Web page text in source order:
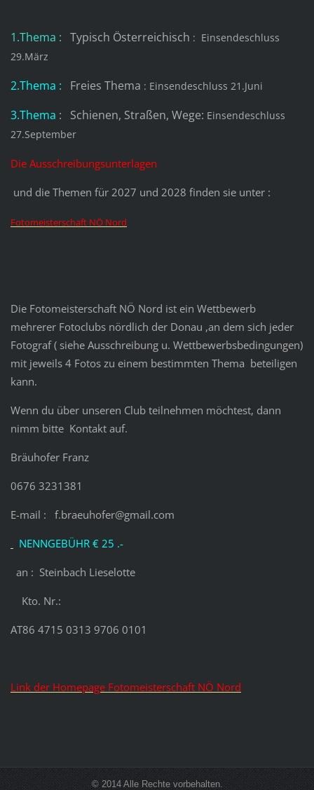
1.Thema : Typisch Österreichisch : Einsendeschluss
29.März
2.Thema : Freies Thema : Einsendeschluss 21.Juni
3.Thema : Schienen, Straßen, Wege: Einsendeschluss
27.September
Die Ausschreibungsunterlagen
und die Themen für 2027 und 2028 finden sie unter :
Fotomeisterschaft NÖ Nord
Die Fotomeisterschaft NÖ Nord ist ein Wettbewerb
mehrerer Fotoclubs nördlich der Donau ,an dem sich jeder
Fotograf ( siehe Ausschreibung u. Wettbewerbsbedingungen)
mit jeweils 4 Fotos zu einem bestimmten Thema beteiligen
kann.
Wenn du über unseren Club teilnehmen möchtest, dann
nimm bitte Kontakt auf.
Bräuhofer Franz
0676 3231381
E-mail : f.braeuhofer@gmail.com
NENNGEBÜHR € 25 .-
an : Steinbach Lieselotte
Kto. Nr.:
AT86 4715 0313 9706 0101
Link der Homepage Fotomeisterschaft NÖ Nord
© 2014 Alle Rechte vorbehalten.